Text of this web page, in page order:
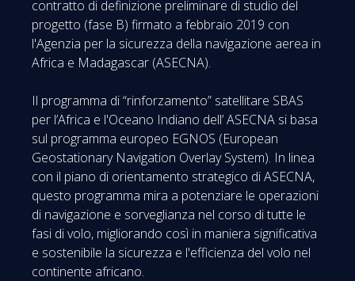
contratto di definizione preliminare di studio del
progetto (fase B) firmato a febbraio 2019 con
l'Agenzia per la sicurezza della navigazione aerea in
Africa e Madagascar (ASECNA).
Il programma di “rinforzamento” satellitare SBAS
per l’Africa e l'Oceano Indiano dell’ ASECNA si basa
sul programma europeo EGNOS (European
Geostationary Navigation Overlay System). In linea
con il piano di orientamento strategico di ASECNA,
questo programma mira a potenziare le operazioni
di navigazione e sorveglianza nel corso di tutte le
fasi di volo, migliorando così in maniera significativa
e sostenibile la sicurezza e l'efficienza del volo nel
continente africano.